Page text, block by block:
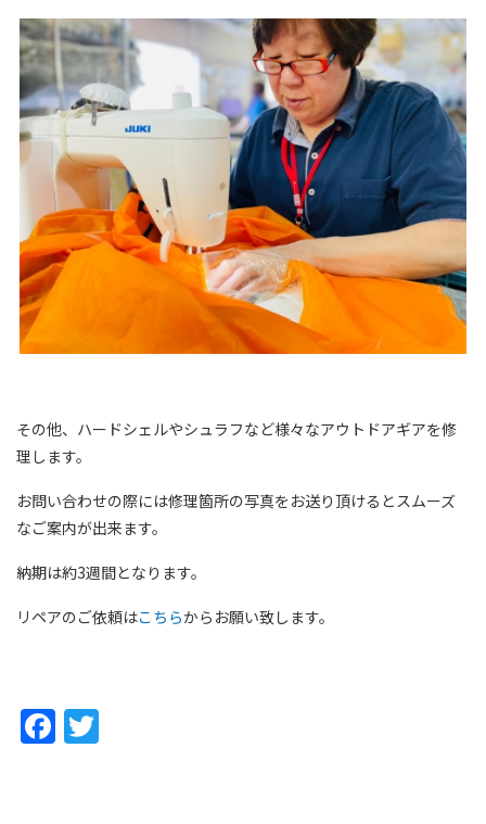
その他、ハードシェルやシュラフなど様々なアウトドアギアを修
理します。
お問い合わせの際には修理箇所の写真をお送り頂けるとスムーズ
なご案内が出来ます。
納期は約3週間となります。
リペアのご依頼はこちらからお願い致します。
Facebook